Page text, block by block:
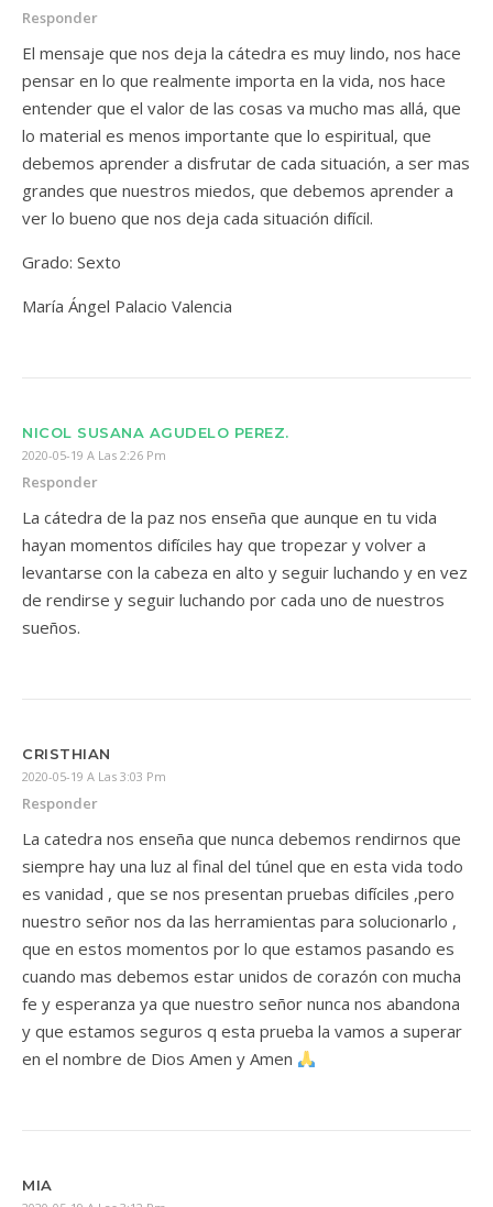
Responder
El mensaje que nos deja la cátedra es muy lindo, nos hace
pensar en lo que realmente importa en la vida, nos hace
entender que el valor de las cosas va mucho mas allá, que
lo material es menos importante que lo espiritual, que
debemos aprender a disfrutar de cada situación, a ser mas
grandes que nuestros miedos, que debemos aprender a
ver lo bueno que nos deja cada situación difícil.
Grado: Sexto
María Ángel Palacio Valencia
NICOL SUSANA AGUDELO PEREZ.
2020-05-19 A Las 2:26 Pm
Responder
La cátedra de la paz nos enseña que aunque en tu vida
hayan momentos difíciles hay que tropezar y volver a
levantarse con la cabeza en alto y seguir luchando y en vez
de rendirse y seguir luchando por cada uno de nuestros
sueños.
CRISTHIAN
2020-05-19 A Las 3:03 Pm
Responder
La catedra nos enseña que nunca debemos rendirnos que
siempre hay una luz al final del túnel que en esta vida todo
es vanidad , que se nos presentan pruebas difíciles ,pero
nuestro señor nos da las herramientas para solucionarlo ,
que en estos momentos por lo que estamos pasando es
cuando mas debemos estar unidos de corazón con mucha
fe y esperanza ya que nuestro señor nunca nos abandona
y que estamos seguros q esta prueba la vamos a superar
en el nombre de Dios Amen y Amen
MIA